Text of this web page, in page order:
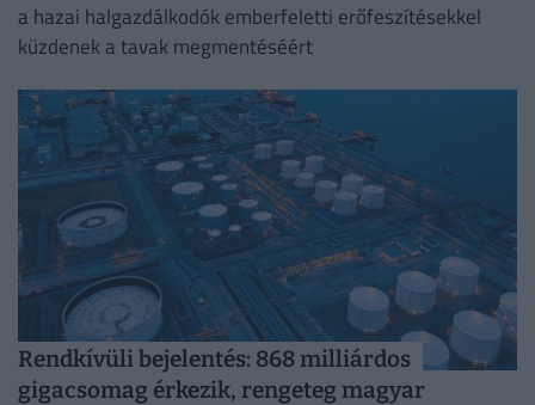
a hazai halgazdálkodók emberfeletti erőfeszítésekkel
küzdenek a tavak megmentéséért
Rendkívüli bejelentés: 868 milliárdos
gigacsomag érkezik, rengeteg magyar